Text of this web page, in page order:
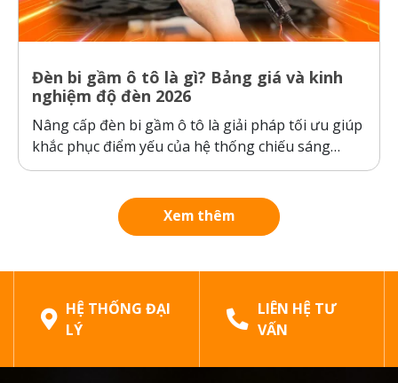
Đèn bi gầm ô tô là gì? Bảng giá và kinh
nghiệm độ đèn 2026
Nâng cấp đèn bi gầm ô tô là giải pháp tối ưu giúp
khắc phục điểm yếu của hệ thống chiếu sáng
nguyên bản của xe, đảm bảo an toàn khi di
phân tích chi tiết cấu tạo, công...
Xem thêm
HỆ THỐNG ĐẠI
LÝ
LIÊN HỆ TƯ
VẤN